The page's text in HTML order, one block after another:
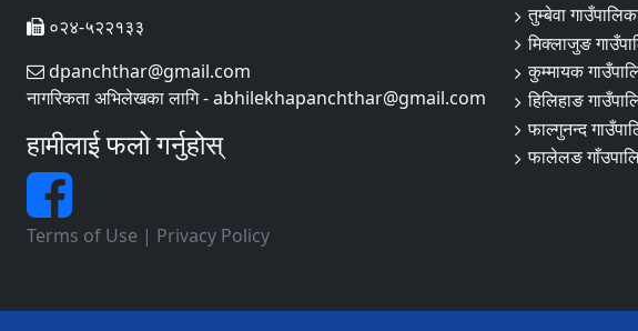
०२४-५२२१३३
dpanchthar@gmail.com
नागरिकता अभिलेखका लागि - abhilekhapanchthar@gmail.com
हामीलाई फलो गर्नुहोस्
Terms of Use | Privacy Policy
तुम्बेवा
मिक्लाजुङ
कुम्मायक
हिलिहाङ
फाल्गुनन्द
फालेलङ